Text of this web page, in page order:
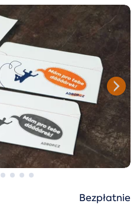
Bezpłatnie